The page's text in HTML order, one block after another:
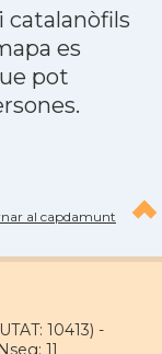
catalanòfils
es
pot
al capdamunt
10413) -
1]